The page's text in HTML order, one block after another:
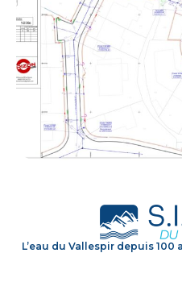
L’eau du Vallespir depuis 100